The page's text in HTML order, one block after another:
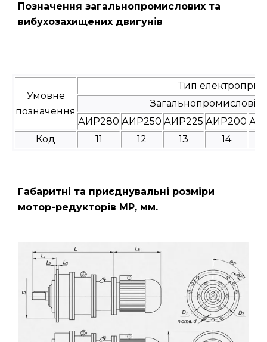
Позначення загальнопромислових та
вибухозахищених двигунів
Умовне
позначення
Тип
Загальнопромислові
АИР280 АИР250 АИР225 АИР200
Код
11 12 13 14
Габаритні та приєднувальні розміри
мотор-редукторів МР, мм.